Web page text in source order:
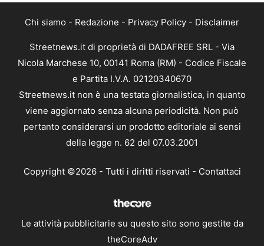
Chi siamo - Redazione - Privacy Policy - Disclaimer
Streetnews.it di proprietà di DADAFREE SRL - Via
Nicola Marchese 10, 00141 Roma (RM) - Codice Fiscale
e Partita I.V.A. 02120340670
Streetnews.it non è una testata giornalistica, in quanto
viene aggiornato senza alcuna periodicità. Non può
pertanto considerarsi un prodotto editoriale ai sensi
della legge n. 62 del 07.03.2001
Copyright ©2026 - Tutti i diritti riservati - Contattaci
Le attività pubblicitarie su questo sito sono gestite da
theCoreAdv